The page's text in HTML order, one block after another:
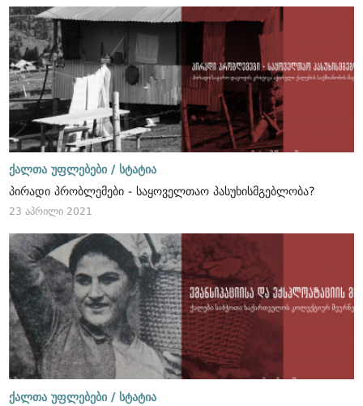
ქალთა უფლებები / სტატია
პირადი პრობლემები - საყოველთაო პასუხისმგებლობა?
23 აპრილი 2021
ქალთა უფლებები / სტატია